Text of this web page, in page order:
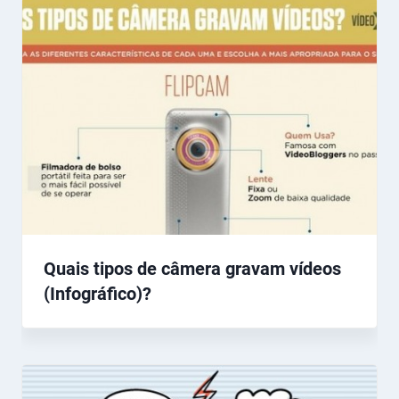
Quais tipos de câmera gravam vídeos
(Infográfico)?